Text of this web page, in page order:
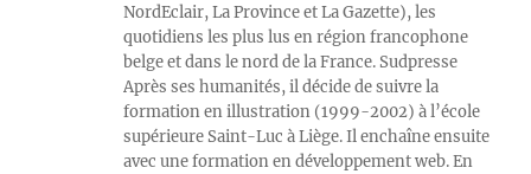
NordEclair, La Province et La Gazette), les
quotidiens les plus lus en région francophone
belge et dans le nord de la France. Sudpresse
Après ses humanités, il décide de suivre la
formation en illustration (1999-2002) à l’école
supérieure Saint-Luc à Liège. Il enchaîne ensuite
avec une formation en développement web. En